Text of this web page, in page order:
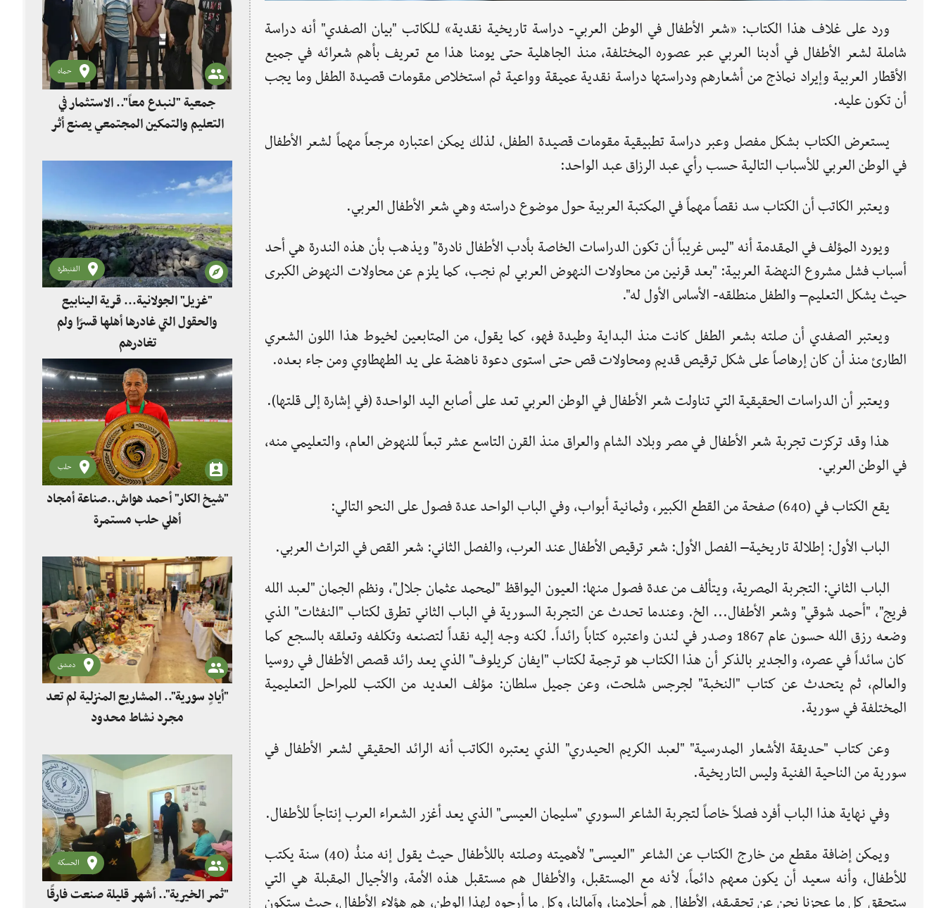
ورد على غلاف هذا الكتاب: «شعر الأطفال في الوطن العربي- دراسة تاريخية نقدية» لـلكاتب "بيان الصفدي" أنه دراسة
شاملة لشعر الأطفال في أدبنا العربي عبر عصوره المختلفة، منذ الجاهلية حتى يومنا هذا مع تعريف بأهم شعرائه في جميع
الأقطار العربية وإيراد نماذج من أشعارهم ودراستها دراسة نقدية عميقة وواعية ثم استخلاص مقومات قصيدة الطفل وما يجب
أن تكون عليه.
يستعرض الكتاب بشكل مفصل وعبر دراسة تطبيقية مقومات قصيدة الطفل، لذلك يمكن اعتباره مرجعاً مهماً لشعر الأطفال
في الوطن العربي للأسباب التالية حسب رأي عبد الرزاق عبد الواحد:
ويعتبر الكاتب أن الكتاب سد نقصاً مهماً في المكتبة العربية حول موضوع دراسته وهي شعر الأطفال العربي.
ويورد المؤلف في المقدمة أنه "ليس غريباً أن تكون الدراسات الخاصة بأدب الأطفال نادرة" ويذهب بأن هذه الندرة هي أحد
أسباب فشل مشروع النهضة العربية: "بعد قرنين من محاولات النهوض العربي لم نجب، كما يلزم عن محاولات النهوض الكبرى
حيث يشكل التعليم– والطفل منطلقه- الأساس الأول له".
ويعتبر الصفدي أن صلته بشعر الطفل كانت منذ البداية وطيدة فهو، كما يقول، من المتابعين لخيوط هذا اللون الشعري
الطارئ منذ أن كان إرهاصاً على شكل ترقيص قديم ومحاولات قص حتى استوى دعوة ناهضة على يد الطهطاوي ومن جاء بعده.
ويعتبر أن الدراسات الحقيقية التي تناولت شعر الأطفال في الوطن العربي تعد على أصابع اليد الواحدة (في إشارة إلى قلتها).
هذا وقد تركزت تجربة شعر الأطفال في مصر وبلاد الشام والعراق منذ القرن التاسع عشر تبعاً للنهوض العام، والتعليمي منه،
في الوطن العربي.
يقع الكتاب في (640) صفحة من القطع الكبير، وثمانية أبواب، وفي الباب الواحد عدة فصول على النحو التالي:
الباب الأول: إطلالة تاريخية– الفصل الأول: شعر ترقيص الأطفال عند العرب، والفصل الثاني: شعر القص في التراث العربي.
الباب الثاني: التجربة المصرية، ويتألف من عدة فصول منها: العيون اليواقظ "لمحمد عثمان جلال"، ونظم الجمان "لعبد الله
فريج"، "أحمد شوقي" وشعر الأطفال... الخ. وعندما تحدث عن التجربة السورية في الباب الثاني تطرق لكتاب "النفثات" الذي
وضعه رزق الله حسون عام 1867 وصدر في لندن واعتبره كتاباً رائداً. لكنه وجه إليه نقداً لتصنعه وتكلفه وتعلقه بالسجع كما
كان سائداً في عصره، والجدير بالذكر أن هذا الكتاب هو ترجمة لكتاب "ايفان كريلوف" الذي يعد رائد قصص الأطفال في روسيا
والعالم، ثم يتحدث عن كتاب "النخبة" لجرجس شلحت، وعن جميل سلطان: مؤلف العديد من الكتب للمراحل التعليمية
المختلفة في سورية.
وعن كتاب "حديقة الأشعار المدرسية" "لعبد الكريم الحيدري" الذي يعتبره الكاتب أنه الرائد الحقيقي لشعر الأطفال في
سورية من الناحية الفنية وليس التاريخية.
وفي نهاية هذا الباب أفرد فصلاً خاصاً لتجربة الشاعر السوري "سليمان العيسى" الذي يعد أغزر الشعراء العرب إنتاجاً للأطفال.
ويمكن إضافة مقطع من خارج الكتاب عن الشاعر "العيسى" لأهميته وصلته باللأطفال حيث يقول إنه منذُ (40) سنة يكتب
للأطفال، وأنه سعيد أن يكون معهم دائماً، لأنه مع المستقبل، والأطفال هم مستقبل هذه الأمة، والأجيال المقبلة هي التي
حماه
جمعية "لنبدع معاً".. الاستثمار في
التعليم والتمكين المجتمعي يصنع أثر
القنيطرة
"غزيل" الجولانية... قرية الينابيع
والحقول التي غادرها أهلها قسرًا ولم
تغادرهم
حلب
"شيخ الكار" أحمد هواش..صناعة أمجاد
أهلي حلب مستمرة
دمشق
"أيادٍ سورية".. المشاريع المنزلية لم تعد
مجرد نشاط محدود
الحسكة
"ثمر الخيرية".. أشهر قليلة صنعت فارقًا